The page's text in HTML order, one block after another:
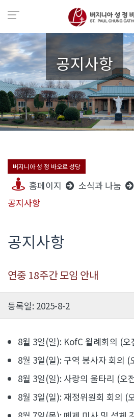
공지사항
버지니아 성 정 바오로 성당
홈페이지 소식과 나눔
공지사항
공지사항
연중 18주간 모임 안내
등록일: 2025-8-2
8월 3일(일): KofC 월례회의 (오
8월 3일(일): 구역 봉사자 회의 (
8월 3일(일): 사랑의 울타리 (오
8월 3일(일): 재정위원회 회의 (